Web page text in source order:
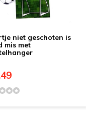
niet geschoten is
mis met